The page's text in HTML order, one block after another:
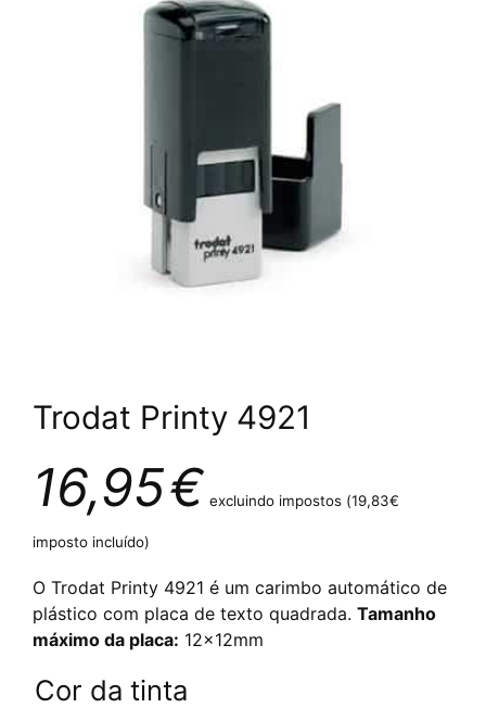
Trodat Printy 4921
16,95€ excluindo impostos (19,83€
imposto incluído)
O Trodat Printy 4921 é um carimbo automático de
plástico com placa de texto quadrada.Tamanho
máximo da placa: 12x12mm
Cor da tinta